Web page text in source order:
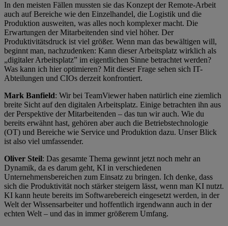
In den meisten Fällen mussten sie das Konzept der Remote-Arbeit
auch auf Bereiche wie den Einzelhandel, die Logistik und die
Produktion ausweiten, was alles noch komplexer macht. Die
Erwartungen der Mitarbeitenden sind viel höher. Der
Produktivitätsdruck ist viel größer. Wenn man das bewältigen will,
beginnt man, nachzudenken: Kann dieser Arbeitsplatz wirklich als
„digitaler Arbeitsplatz” im eigentlichen Sinne betrachtet werden?
Was kann ich hier optimieren? Mit dieser Frage sehen sich IT-
Abteilungen und CIOs derzeit konfrontiert.
Mark Banfield: Wir bei TeamViewer haben natürlich eine ziemlich
breite Sicht auf den digitalen Arbeitsplatz. Einige betrachten ihn aus
der Perspektive der Mitarbeitenden – das tun wir auch. Wie du
bereits erwähnt hast, gehören aber auch die Betriebstechnologie
(OT) und Bereiche wie Service und Produktion dazu. Unser Blick
ist also viel umfassender.
Oliver Steil: Das gesamte Thema gewinnt jetzt noch mehr an
Dynamik, da es darum geht, KI in verschiedenen
Unternehmensbereichen zum Einsatz zu bringen. Ich denke, dass
sich die Produktivität noch stärker steigern lässt, wenn man KI nutzt.
KI kann heute bereits im Softwarebereich eingesetzt werden, in der
Welt der Wissensarbeiter und hoffentlich irgendwann auch in der
echten Welt – und das in immer größerem Umfang.